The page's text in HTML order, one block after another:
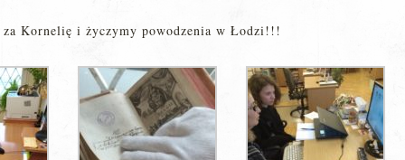
Kornelię i życzymy powodzenia w Łodzi!!!